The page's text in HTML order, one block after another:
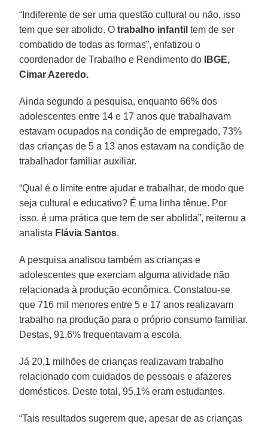
“Indiferente de ser uma questão cultural ou não, isso
tem que ser abolido. Otrabalho infantil tem de ser
combatido de todas as formas”, enfatizou o
coordenador de Trabalho e Rendimento do
IBGE,
Cimar Azeredo.
Ainda segundo a pesquisa, enquanto 66% dos
adolescentes entre 14 e 17 anos que trabalhavam
estavam ocupados na condição de empregado, 73%
das crianças de 5 a 13 anos estavam na condição de
trabalhador familiar auxiliar.
“Qual é o limite entre ajudar e trabalhar, de modo que
seja cultural e educativo? É uma linha tênue. Por
isso, é uma prática que tem de ser abolida”, reiterou a
analista Flávia Santos.
A pesquisa analisou também as crianças e
adolescentes que exerciam alguma atividade não
relacionada à produção econômica. Constatou-se
que 716 mil menores entre 5 e 17 anos realizavam
trabalho na produção para o próprio consumo familiar.
Destas, 91,6% frequentavam a escola.
Já 20,1 milhões de crianças realizavam trabalho
relacionado com cuidados de pessoais e afazeres
domésticos. Deste total, 95,1% eram estudantes.
“Tais resultados sugerem que, apesar de as crianças